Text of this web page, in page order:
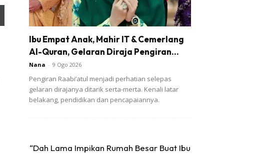
Ibu Empat Anak, Mahir IT & Cemerlang
Al-Quran, Gelaran Diraja Pengiran...
Nana - 9 Ogo 2026
Pengiran Raabi’atul menjadi perhatian selepas
gelaran dirajanya ditarik serta-merta. Kenali latar
belakang, pendidikan dan pencapaiannya.
“Dah Lama Impikan Rumah Besar Buat Ibu